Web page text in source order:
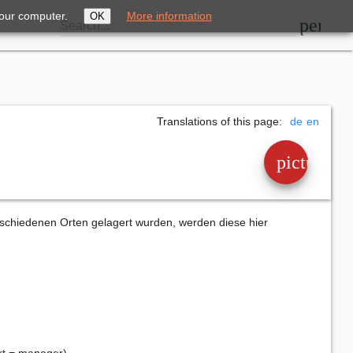
Search...
Translations of this page: en
de
Orten gelagert wurden, werden diese hier
computer. OK More information